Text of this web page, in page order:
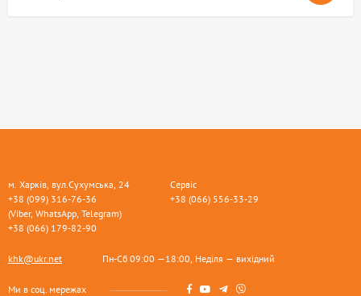
м. Харків, вул.Сухумська, 24
+38 (099) 316-76-36
(Viber, WhatsApp, Telegram)
+38 (066) 179-82-90
Сервіс
+38 (066) 556-33-29
khk@ukr.net Пн-Сб 09:00 —18:00, Неділя — вихідний
Ми в соц. мережах